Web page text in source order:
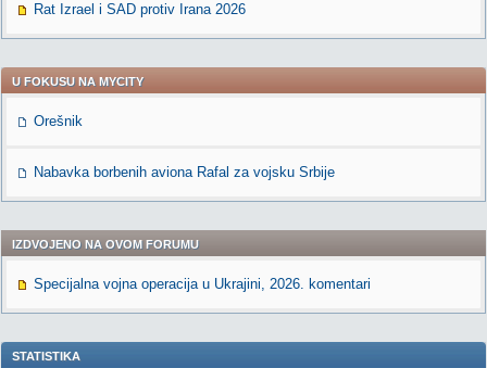
Rat Izrael i SAD protiv Irana 2026
U FOKUSU NA MYCITY
Orešnik
Nabavka borbenih aviona Rafal za vojsku Srbije
IZDVOJENO NA OVOM FORUMU
Specijalna vojna operacija u Ukrajini, 2026. komentari
STATISTIKA